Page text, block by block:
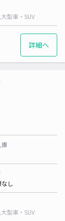
大型車・SUV
詳細へ
庫
し
大型車・SUV